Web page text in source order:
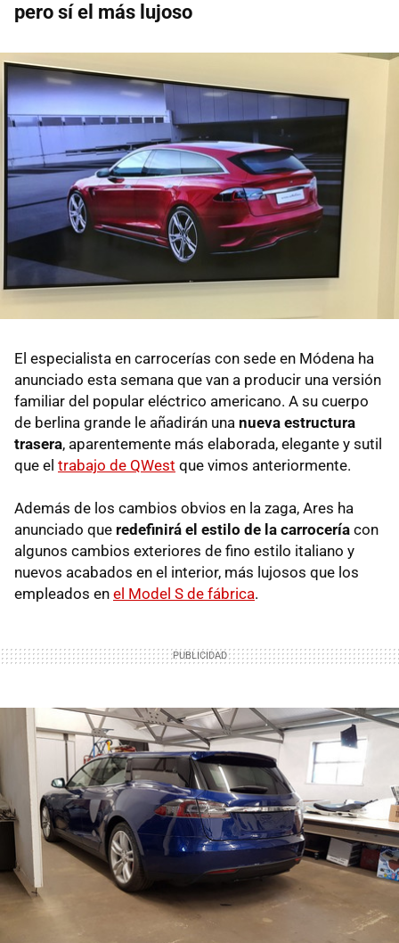
pero sí el más lujoso
El especialista en carrocerías con sede en Módena ha
anunciado esta semana que van a producir una versión
familiar del popular eléctrico americano. A su cuerpo
de berlina grande le añadirán una nueva estructura
trasera, aparentemente más elaborada, elegante y sutil
que el trabajo de QWest que vimos anteriormente.
Además de los cambios obvios en la zaga, Ares ha
anunciado que redefinirá el estilo de la carrocería con
algunos cambios exteriores de fino estilo italiano y
nuevos acabados en el interior, más lujosos que los
empleados en el Model S de fábrica.